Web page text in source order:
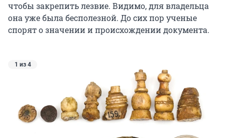
чтобы закрепить лезвие. Видимо, для владельца
она уже была бесполезной. До сих пор ученые
спорят о значении и происхождении документа.
1 из 4